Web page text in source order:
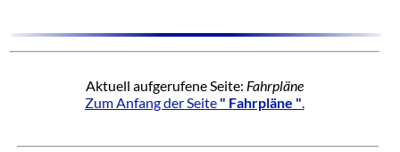
Aktuell aufgerufene Seite: Fahrpläne
Zum Anfang der Seite " Fahrpläne ".